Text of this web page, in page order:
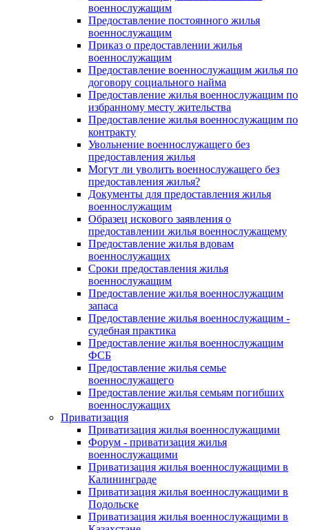
военнослужащим
Предоставление постоянного жилья
военнослужащим
Приказ о предоставлении жилья
военнослужащим
Предоставление военнослужащим жилья по
договору социального найма
Предоставление жилья военнослужащим по
избранному месту жительства
Предоставление жилья военнослужащим по
контракту
Увольнение военнослужащего без
предоставления жилья
Могут ли уволить военнослужащего без
предоставления жилья?
Документы для предоставления жилья
военнослужащим
Образец искового заявления о
предоставлении жилья военнослужащему
Предоставление жилья вдовам
военнослужащих
Сроки предоставления жилья
военнослужащим
Предоставление жилья военнослужащим
запаса
Предоставление жилья военнослужащим -
судебная практика
Предоставление жилья военнослужащим
ФСБ
Предоставление жилья семье
военнослужащего
Предоставление жилья семьям погибших
военнослужащих
Приватизация
Приватизация жилья военнослужащими
Форум - приватизация жилья
военнослужащими
Приватизация жилья военнослужащими в
Калининграде
Приватизация жилья военнослужащими в
Подольске
Приватизация жилья военнослужащими в